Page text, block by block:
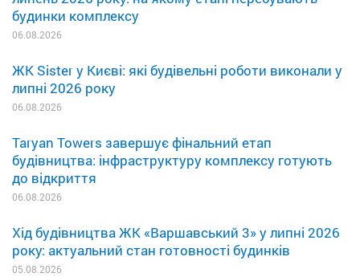
будинки комплексу
06.08.2026
ЖК Sister у Києві: які будівельні роботи виконали у
липні 2026 року
06.08.2026
Taryan Towers завершує фінальний етап
будівництва: інфраструктуру комплексу готують
до відкриття
06.08.2026
Хід будівництва ЖК «Варшавський 3» у липні 2026
року: актуальний стан готовності будинків
05.08.2026